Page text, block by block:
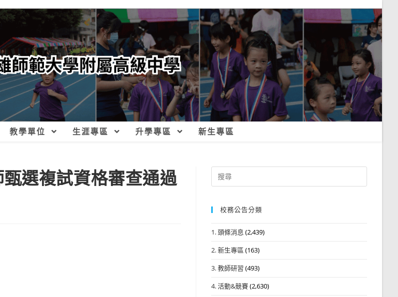
教學單位 生涯專區 升學專區 新生專區
選複試資格審查通過
Search
for:
校務公告分類
1. 頭條消息 (2,439)
2. 新生專區 (163)
3. 教師研習 (493)
4. 活動&競賽(2,630)